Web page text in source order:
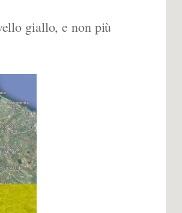
giallo, e non più